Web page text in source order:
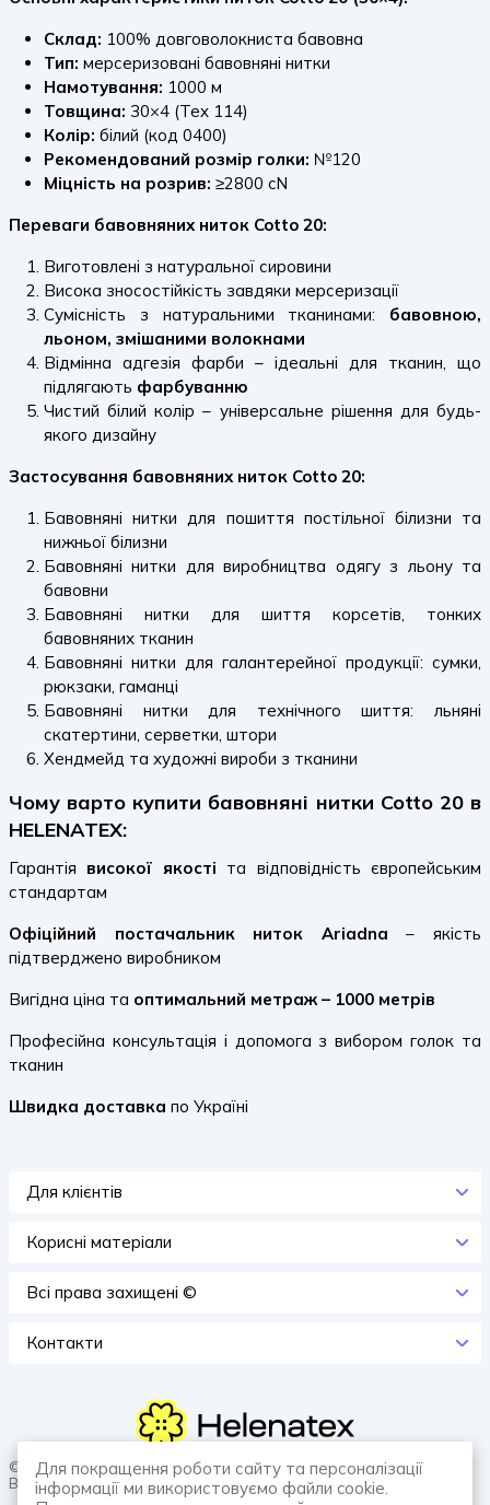
Склад: 100% довговолокниста бавовна
Тип: мерсеризовані бавовняні нитки
Намотування: 1000 м
Товщина: 30×4 (Tex 114)
Колір: білий (код 0400)
Рекомендований розмір голки: №120
Міцність на розрив: ≥2800 cN
Переваги бавовняних ниток Cotto 20:
Виготовлені з натуральної сировини
Висока зносостійкість завдяки мерсеризації
Сумісність з натуральними тканинами: бавовною,
льоном, змішаними волокнами
Відмінна адгезія фарби – ідеальні для тканин, що
підлягають фарбуванню
Чистий білий колір – універсальне рішення для будь-
якого дизайну
Застосування бавовняних ниток Cotto 20:
Бавовняні нитки для пошиття постільної білизни та
нижньої білизни
Бавовняні нитки для виробництва одягу з льону та
бавовни
Бавовняні нитки для шиття корсетів, тонких
бавовняних тканин
Бавовняні нитки для галантерейної продукції: сумки,
рюкзаки, гаманці
Бавовняні нитки для технічного шиття: льняні
скатертини, серветки, штори
Хендмейд та художні вироби з тканини
Чому варто купити бавовняні нитки Cotto 20 в
HELENATEX:
Гарантія високої якості та відповідність європейським
стандартам
Офіційний постачальник ниток Ariadna – якість
підтверджено виробником
Вигідна ціна та оптимальний метраж – 1000 метрів
Професійна консультація і допомога з вибором голок та
тканин
Швидка доставка по Україні
Для клієнтів
Корисні матеріали
Всi права захищенi ©
Контакти
© 2026 HELENATEX «Ґудзики, вішаки, нитки. Власне виробництво.
Все для швейної справи.»
Для покращення роботи сайту та персоналізації
інформації ми використовуємо файли cookie.